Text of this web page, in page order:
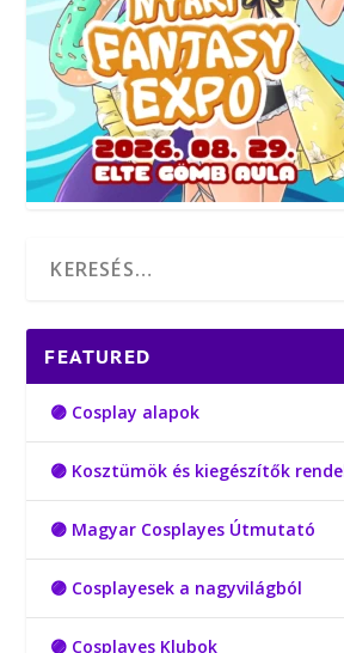
FEATURED
🟣 Cosplay alapok
🟣 Kosztümök és kiegészítők
🟣 Magyar Cosplayes Útmutató
🟣 Cosplayesek a nagyvilágból
🟣 Cosplayes Klubok